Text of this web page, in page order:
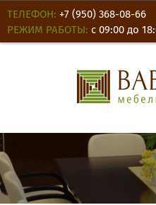
НОВОСТИ
ТЕЛЕФОН: +7 (950) 368-08-66
РЕЖИМ РАБОТЫ: с 09:00 до